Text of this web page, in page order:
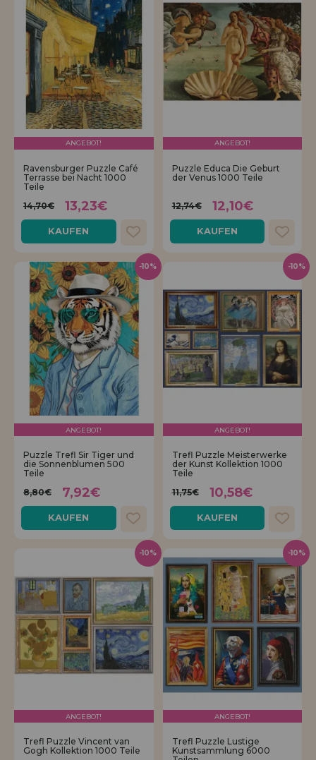
ANGEBOT!
Ravensburger Puzzle Café
Terrasse bei Nacht 1000
Teile
14,70€
13,23€
KAUFEN
ANGEBOT!
Puzzle Educa Die Geburt
der Venus 1000 Teile
12,74€ 12,10€
KAUFEN
ANGEBOT!
Puzzle Trefl Sir Tiger und
die Sonnenblumen 500
Teile
8,80€
7,92€
KAUFEN
-10%
ANGEBOT!
Trefl Puzzle Meisterwerke
der Kunst Kollektion 1000
Teile
11,75€
10,58€
KAUFEN
-10%
ANGEBOT!
Trefl Puzzle Vincent van
Gogh Kollektion 1000 Teile
-10%
ANGEBOT!
Trefl Puzzle Lustige
Kunstsammlung 6000
-10%